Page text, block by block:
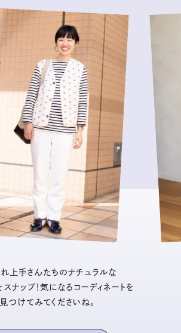
れ上手さんたちのナチュラルな
ナップ！気になるコーディネートを
見つけてみてくださいね。